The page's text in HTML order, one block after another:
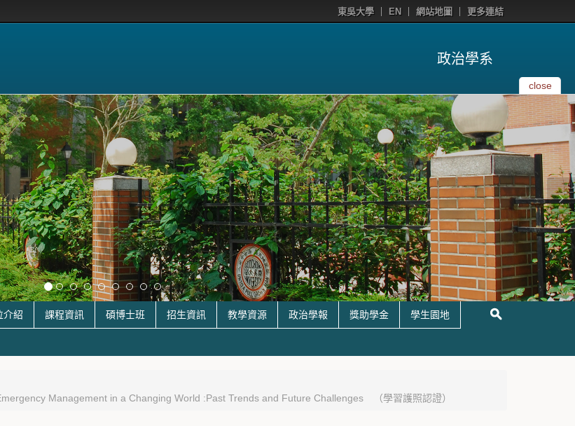
東吳大學 EN 網站地圖 更多連結
政治學系
close
介紹 課程資訊 碩博士班 招生資訊 教學資源 政治學報 獎助學金 學生園地
Management in a Changing World :Past Trends and Future Challenges （學習護照認證）